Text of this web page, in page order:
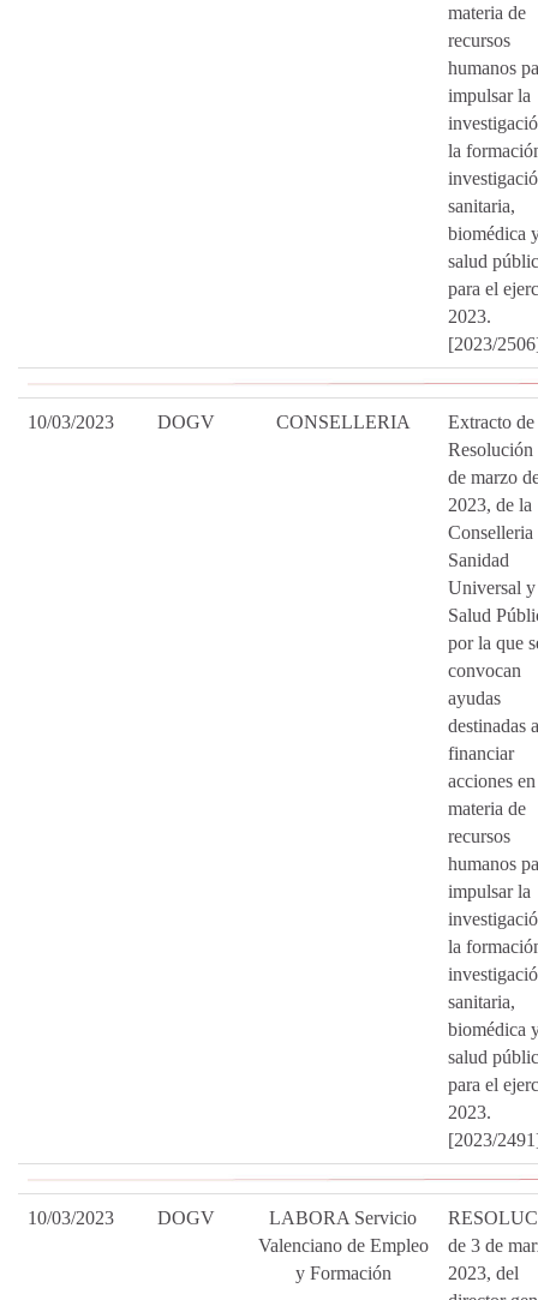
materia de
recursos
humanos
impulsar la
la
sanitaria,
biomédica
salud
para el
2023.
[2023/
10/03/2023 DOGV CONSELLERIA
Extracto de
Resolución
de marzo
2023, de la
Conselleria
Sanidad
Universal y
Salud
por la que
convocan
ayudas
destinadas a
financiar
acciones en
materia de
recursos
humanos
impulsar la
la
sanitaria,
biomédica
salud
para el
2023.
[2023/
10/03/2023 DOGV
LABORA Servicio
Valenciano de Empleo
y Formación
de 3 de
2023, del